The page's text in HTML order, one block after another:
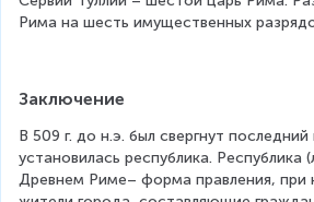
Рима на шесть имущественных
Заключение
В 509 г. до н.э. был свергнут
установилась республика. Республика
Древнем Риме– форма правления, при